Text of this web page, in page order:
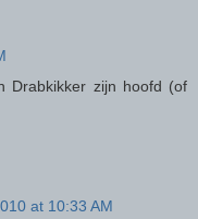
Drabkikker zijn hoofd (of
at 10:33 AM